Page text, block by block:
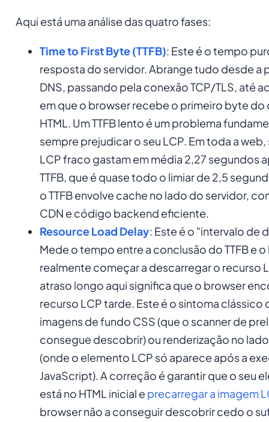
Aqui está uma análise das quatro fases:
Time to First Byte (TTFB): Este é o tempo
resposta do servidor. Abrange tudo desde a
DNS, passando pela conexão TCP/TLS, até
em que o browser recebe o primeiro byte
HTML. Um TTFB lento é um problema
sempre prejudicar o seu LCP. Em toda a
LCP fraco gastam em média 2,27 segundos
TTFB, que é quase todo o limiar de 2,5
o TTFB envolve cache no lado do servidor,
CDN e código backend eficiente.
Resource Load Delay: Este é o "intervalo de
Mede o tempo entre a conclusão do TTFB e
realmente começar a descarregar o recurso
atraso longo aqui significa que o browser
recurso LCP tarde. Este é o sintoma clássico
imagens de fundo CSS (que o scanner de
consegue descobrir) ou renderização no
(onde o elemento LCP só aparece após a
JavaScript). A correção é garantir que o seu
está no HTML inicial e precarregar a imagem
browser não a conseguir descobrir cedo o